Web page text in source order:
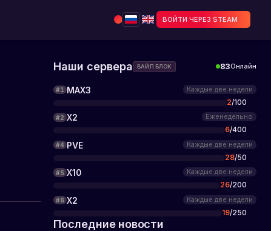
ВОЙТИ ЧЕРЕЗ STEAM
Наши сервера ВАЙП БЛОК 83Онлайн
#1 MAX3 Каждые две недели
2/100
#2 X2 Еженедельно
6/400
#4 PVE Каждые две недели
28/50
#5 X10 Каждые две недели
26/200
#6 X2 Каждые две недели
19/250
Последние новости